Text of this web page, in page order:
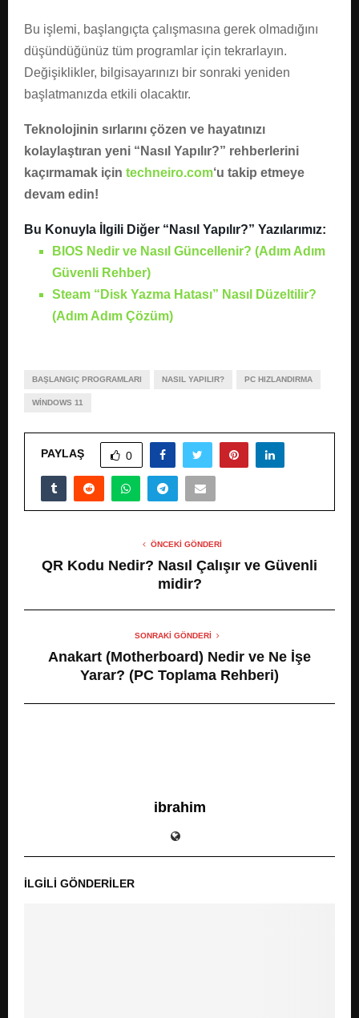
Bu işlemi, başlangıçta çalışmasına gerek olmadığını
düşündüğünüz tüm programlar için tekrarlayın.
Değişiklikler, bilgisayarınızı bir sonraki yeniden
başlatmanızda etkili olacaktır.
Teknolojinin sırlarını çözen ve hayatınızı
kolaylaştıran yeni “Nasıl Yapılır?” rehberlerini
kaçırmamak için techneiro.com‘u takip etmeye
devam edin!
Bu Konuyla İlgili Diğer “Nasıl Yapılır?” Yazılarımız:
BIOS Nedir ve Nasıl Güncellenir? (Adım Adım
Güvenli Rehber)
Steam “Disk Yazma Hatası” Nasıl Düzeltilir?
(Adım Adım Çözüm)
BAŞLANGIÇ PROGRAMLARI NASIL YAPILIR? PC HIZLANDIRMA
WINDOWS 11
PAYLAŞ 0
ÖNCEKI GÖNDERI
QR Kodu Nedir? Nasıl Çalışır ve Güvenli
midir?
SONRAKI GÖNDERI
Anakart (Motherboard) Nedir ve Ne İşe
Yarar? (PC Toplama Rehberi)
ibrahim
İLGILI GÖNDERILER